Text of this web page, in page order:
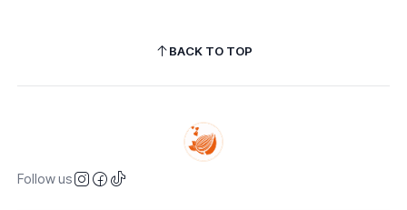
BACK TO TOP
Follow us